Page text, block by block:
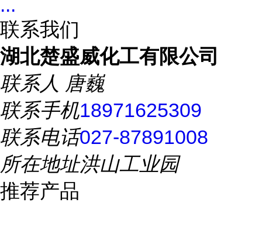
...
联系我们
湖北楚盛威化工有限公司
联系人 唐巍
联系手机18971625309
联系电话027-87891008
所在地址洪山工业园
推荐产品